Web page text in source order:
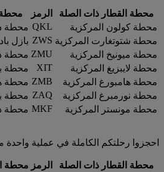
محطة القطار ذات الصلة الرمز محطة
محطة كولون المركزية
QKL محطة
محطة شتوتغارت المركزية ZWS بازل باد
محطة ميونيخ المركزية
ZMU محطة
محطة لايبزيغ المركزية
XIT محطة
محطة هامبورغ المركزية
ZMB محطة
محطة نورمبرغ المركزية
ZAQ محطة
محطة مونستر المركزية
MKF محطة
احجزوا رحلتكم الكاملة في عملية
محطة القطار ذات الصلة الرمز محطة